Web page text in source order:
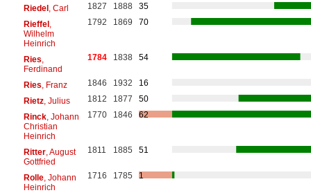
Riedel, Carl 1827 1888
35
Rieffel,
Wilhelm
Heinrich
1792 1869 70
Ries
Ferdinand
1784 1838 54
Ries , Franz 1846 1932
16
Rietz, Julius 1812 1877
50
Rinck, Johann
Christian
Heinrich
1770 1846 62
Ritter, August
Gottfried
1811 1885 51
Rolle, Johann
Heinrich
1716 1785 1